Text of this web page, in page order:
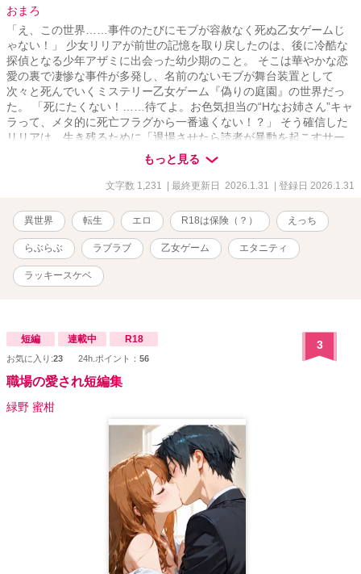
おまろ
「え、この世界……事件のたびにモブが容赦なく死ぬ乙女ゲームじ
ゃない！」 少女リリアが前世の記憶を取り戻したのは、後に冷酷な
探偵となる少年アザミに出会った幼少期のこと。 そこは華やかな恋
愛の裏で凄惨な事件が多発し、名前のないモブが舞台装置として
次々と死んでいくミステリー乙女ゲーム『偽りの庭園』の世界だっ
た。 「死にたくない！……待てよ。お色気担当の“Hなお姉さん”キャ
ラって、メタ的に死亡フラグから一番遠くない！？」 そう確信した
リリアは、生き残るために「退場させたら読者が暴動を起こすサー
ビス枠」を狙う生存戦略を開始する。
もっと見る
文字数 1,231 | 最終更新日 2026.1.31 | 登録日 2026.1.31
異世界 転生 エロ R18は保険（？） えっち
らぶらぶ ラブラブ 乙女ゲーム エタニティ
ラッキースケベ
短編 連載中 R18
お気に入り:23 24h.ポイント： 56
3
職場の愛され短編集
緑野 蜜柑